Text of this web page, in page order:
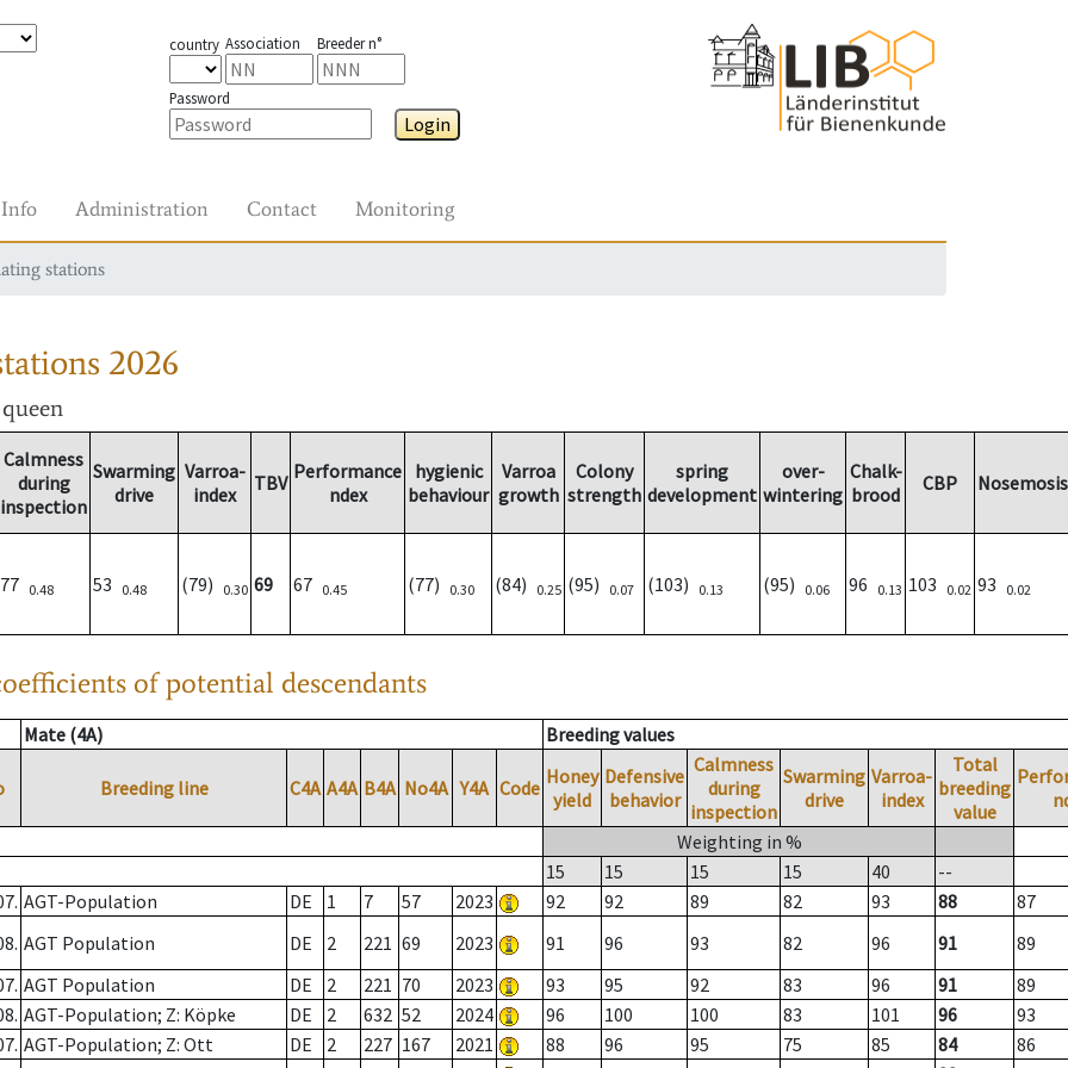
country Association Breeder n°
Password
Login
Info Administration Contact Monitoring
stations
2026
Calmness
during
inspection
Swarming
drive
Varroa-
index
TBV Performance
ndex
hygienic
behaviour
Varroa
growth
Colony
strength
spring
development
over-
wintering
Chalk-
brood
CBP Nosemosis
77 0.48 53 0.48 (79) 0.30 69 67 0.45 (77) 0.30 (84) 0.25 (95) 0.07 (103) 0.13 (95) 0.06 96 0.13 103 0.02 93 0.02
of potential descendants
Mate (4A) Breeding values
Breeding line C4A A4A B4A No4A Y4A Code Honey
yield
Defensive
behavior
Calmness
during
inspection
Swarming
drive
Varroa-
index
Total
breeding
value
Weighting in %
15
15 15 15 40
--
AGT-Population DE 1 7 57 2023 92 92 89 82 93 88
87
AGT Population DE 2 221 69 2023 91 96 93 82 96 91
89
AGT Population DE 2 221 70 2023 93 95 92 83 96 91
89
AGT-Population; Z: Köpke DE 2 632 52 2024 96 100 100 83 101 96
93
AGT-Population; Z: Ott DE 2 227 167 2021 88 96 95 75 85 84
86